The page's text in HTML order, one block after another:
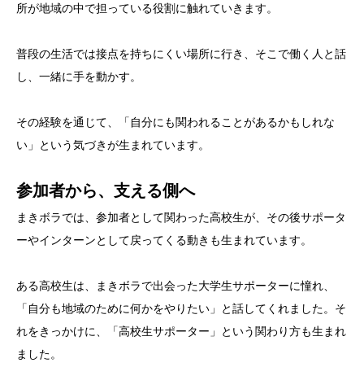
所が地域の中で担っている役割に触れていきます。
普段の生活では接点を持ちにくい場所に行き、そこで働く人と話
し、一緒に手を動かす。
その経験を通じて、「自分にも関われることがあるかもしれな
い」という気づきが生まれています。
参加者から、支える側へ
まきボラでは、参加者として関わった高校生が、その後サポータ
ーやインターンとして戻ってくる動きも生まれています。
ある高校生は、まきボラで出会った大学生サポーターに憧れ、
「自分も地域のために何かをやりたい」と話してくれました。そ
れをきっかけに、「高校生サポーター」という関わり方も生まれ
ました。